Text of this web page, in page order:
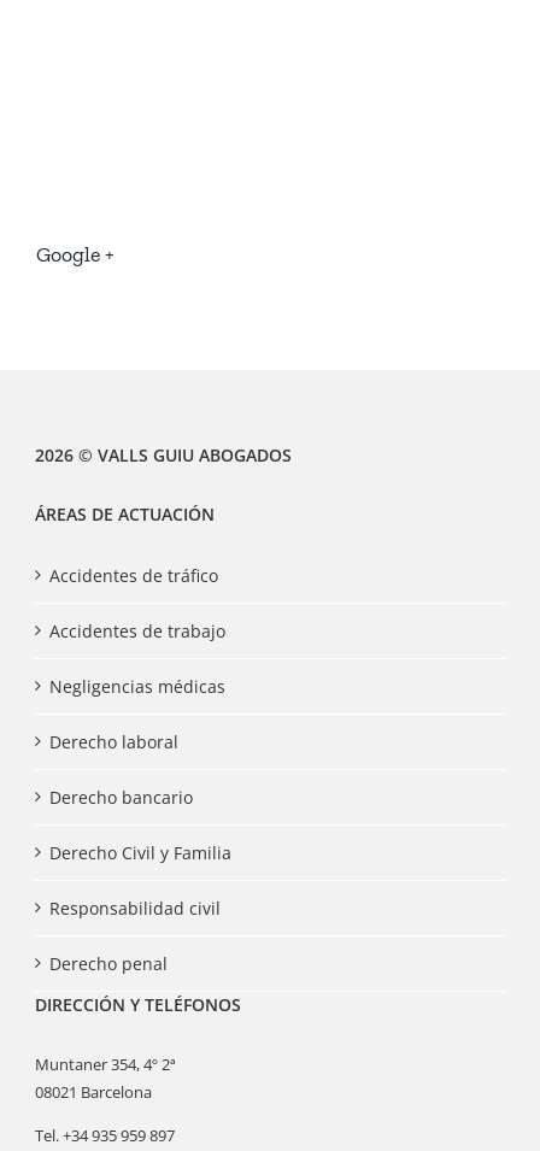
Google +
2026 © VALLS GUIU ABOGADOS
ÁREAS DE ACTUACIÓN
Accidentes de tráfico
Accidentes de trabajo
Negligencias médicas
Derecho laboral
Derecho bancario
Derecho Civil y Familia
Responsabilidad civil
Derecho penal
DIRECCIÓN Y TELÉFONOS
Muntaner 354, 4º 2ª
08021 Barcelona
Tel. +34 935 959 897